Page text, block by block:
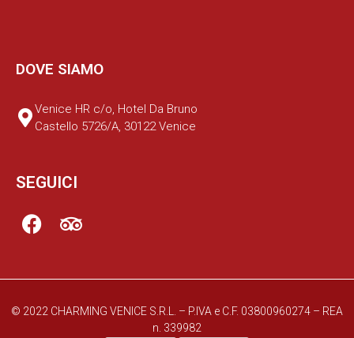
DOVE SIAMO
Venice HR c/o, Hotel Da Bruno
Castello 5726/A, 30122 Venice
SEGUICI
© 2022 CHARMING VENICE S.R.L. – P.IVA e C.F. 03800960274 – REA
n. 339982